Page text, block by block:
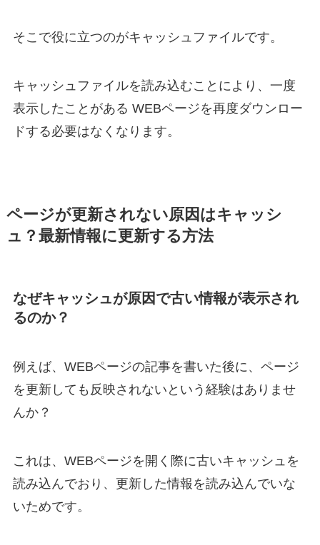
そこで役に立つのがキャッシュファイルです。
キャッシュファイルを読み込むことにより、一度
表示したことがある WEBページを再度ダウンロー
ドする必要はなくなります。
ページが更新されない原因はキャッシ
ュ？最新情報に更新する方法
なぜキャッシュが原因で古い情報が表示され
るのか？
例えば、WEBページの記事を書いた後に、ページ
を更新しても反映されないという経験はありませ
んか？
これは、WEBページを開く際に古いキャッシュを
読み込んでおり、更新した情報を読み込んでいな
いためです。